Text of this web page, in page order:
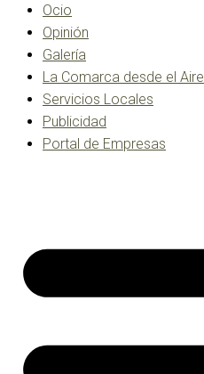
Ocio
Opinión
Galería
La Comarca desde el Aire
Servicios Locales
Publicidad
Portal de Empresas